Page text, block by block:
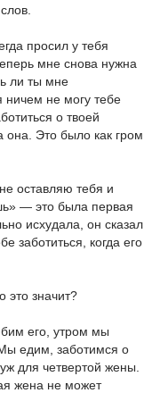
просил у тебя
мне снова нужна
ли ты мне
не могу тебе
о твоей
она. Это было как гром
оставляю тебя и
— это была первая
исхудала, он сказал
заботиться, когда его
это значит?
его, утром мы
едим, заботимся о
для четвертой жены.
жена не может